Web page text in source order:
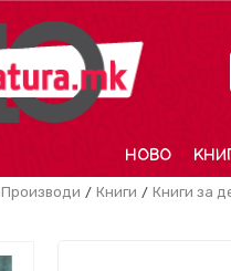
НОВО
Производи Книги Книги за